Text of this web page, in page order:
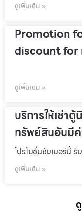
ดูเพิ่มเติม »
Promotion
discount for
ดูเพิ่มเติม »
บริการให้เช่า
ทรัพย์สินอันมี
โปรโมชั่นชัมเมอร์นี้ รั
ดูเพิ่มเติม »